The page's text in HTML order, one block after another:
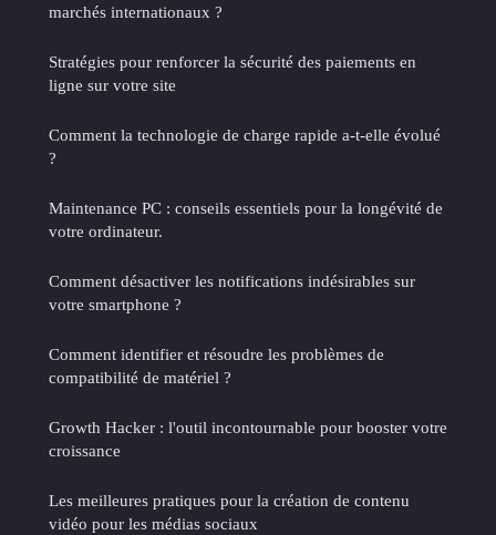
marchés internationaux ?
Stratégies pour renforcer la sécurité des paiements en
ligne sur votre site
Comment la technologie de charge rapide a-t-elle évolué
?
Maintenance PC : conseils essentiels pour la longévité de
votre ordinateur.
Comment désactiver les notifications indésirables sur
votre smartphone ?
Comment identifier et résoudre les problèmes de
compatibilité de matériel ?
Growth Hacker : l'outil incontournable pour booster votre
croissance
Les meilleures pratiques pour la création de contenu
vidéo pour les médias sociaux